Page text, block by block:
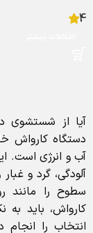
4
آیا از شستشوی
دستگاه کارواش
آب و انرژی است.
آلودگی، گرد و
سطوح را مانند
کارواش، باید به
انتخاب را